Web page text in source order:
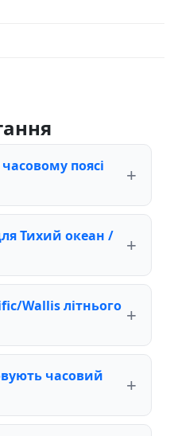
поясі
Тихий океан /
Wallis літнього
часовий